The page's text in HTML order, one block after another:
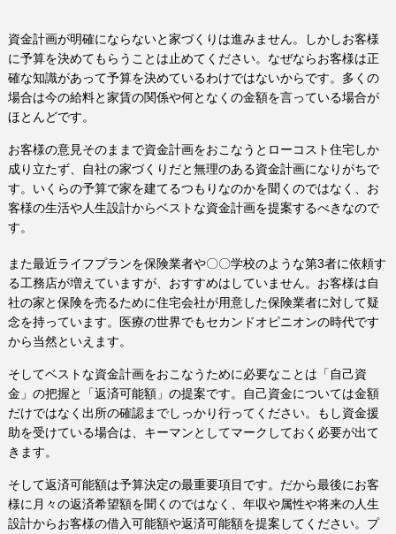
資金計画が明確にならないと家づくりは進みません。しかしお客様
に予算を決めてもらうことは止めてください。なぜならお客様は正
確な知識があって予算を決めているわけではないからです。多くの
場合は今の給料と家賃の関係や何となくの金額を言っている場合が
ほとんどです。
お客様の意見そのままで資金計画をおこなうとローコスト住宅しか
成り立たず、自社の家づくりだと無理のある資金計画になりがちで
す。いくらの予算で家を建てるつもりなのかを聞くのではなく、お
客様の生活や人生設計からベストな資金計画を提案するべきなので
す。
また最近ライフプランを保険業者や〇〇学校のような第3者に依頼す
る工務店が増えていますが、おすすめはしていません。お客様は自
社の家と保険を売るために住宅会社が用意した保険業者に対して疑
念を持っています。医療の世界でもセカンドオピニオンの時代です
から当然といえます。
そしてベストな資金計画をおこなうために必要なことは「自己資
金」の把握と「返済可能額」の提案です。自己資金については金額
だけではなく出所の確認までしっかり行ってください。もし資金援
助を受けている場合は、キーマンとしてマークしておく必要が出て
きます。
そして返済可能額は予算決定の最重要項目です。だから最後にお客
様に月々の返済希望額を聞くのではなく、年収や属性や将来の人生
設計からお客様の借入可能額や返済可能額を提案してください。プ